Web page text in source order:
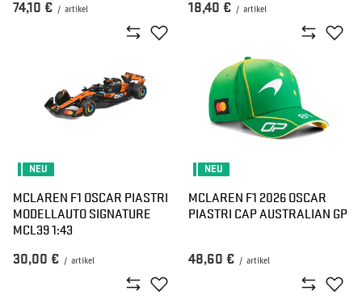
74,10 € / artikel 18,40 € / artikel
NEU
MCLAREN F1 OSCAR PIASTRI
MODELLAUTO SIGNATURE
MCL39 1:43
30,00 € / artikel
NEU
MCLAREN F1 2026 OSCAR
PIASTRI CAP AUSTRALIAN GP
48,60 € / artikel